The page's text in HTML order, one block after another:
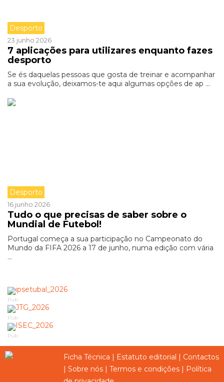
Desporto
23 junho 2026
7 aplicações para utilizares enquanto fazes
desporto
Se és daquelas pessoas que gosta de treinar e acompanhar
a sua evolução, deixamos-te aqui algumas opções de ap ...
Desporto
16 junho 2026
Tudo o que precisas de saber sobre o
Mundial de Futebol!
Portugal começa a sua participação no Campeonato do
Mundo da FIFA 2026 a 17 de junho, numa edição com vária
...
Pub
Pub
Pub
Ficha Técnica | Estatuto editorial | Contactos
| Sobre nós | Termos e condições | Política